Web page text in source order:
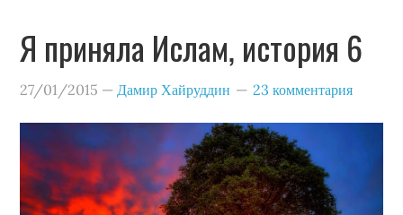
Я приняла Ислам, история 6
27/01/2015 — Дамир Хайруддин 23 комментария